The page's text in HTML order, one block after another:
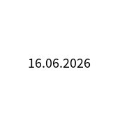
16.06.2026